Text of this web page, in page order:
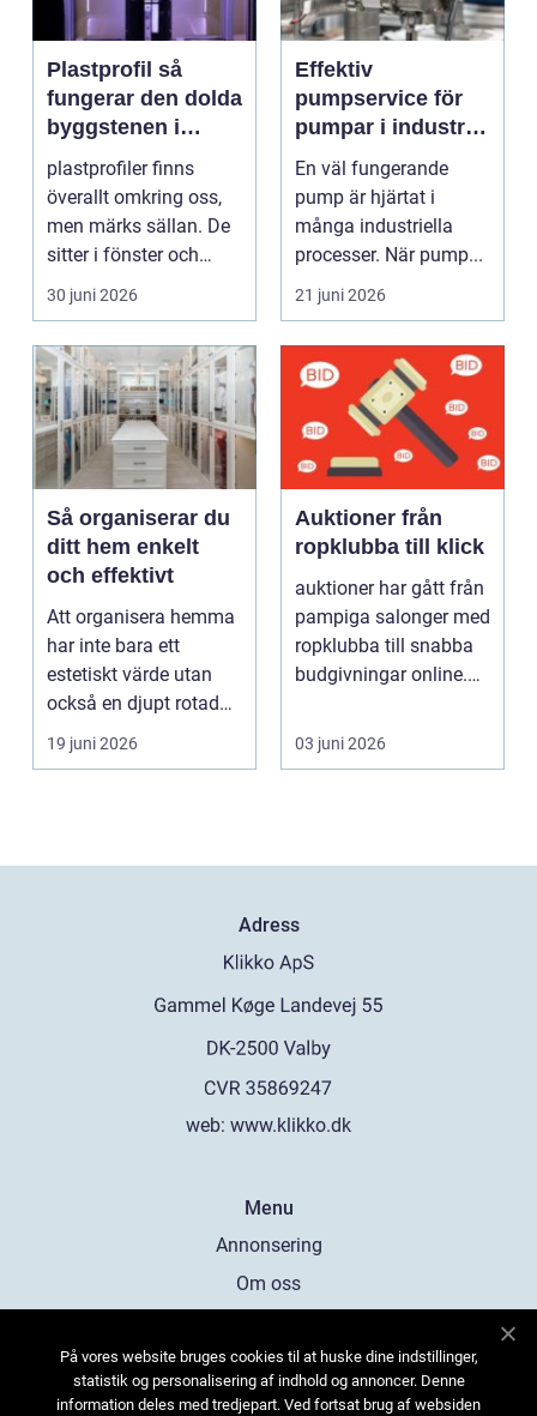
Plastprofil så
fungerar den dolda
byggstenen i
modern industri
plastprofiler finns
överallt omkring oss,
men märks sällan. De
sitter i fönster och
dörrar, i kylskå...
30 juni 2026
Effektiv
pumpservice för
pumpar i industrin
– så undviker du
dyra driftstopp
En väl fungerande
pump är hjärtat i
många industriella
processer. När pump...
21 juni 2026
Så organiserar du
ditt hem enkelt
och effektivt
Att organisera hemma
har inte bara ett
estetiskt värde utan
också en djupt rotad
på...
19 juni 2026
Auktioner från
ropklubba till klick
auktioner har gått från
pampiga salonger med
ropklubba till snabba
budgivningar online.
03 juni 2026
Adress
web: www.klikko.dk
Menu
Annonsering
Om oss
Kontakta oss
Sitemap
På vores website bruges cookies til at huske dine indstillinger,
statistik og personalisering af indhold og annoncer. Denne
information deles med tredjepart. Ved fortsat brug af websiden